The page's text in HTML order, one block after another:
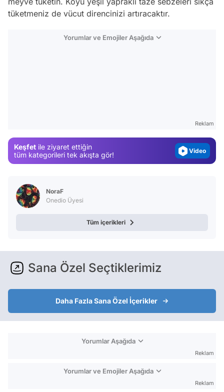
tüketmeniz de vücut direncinizi artıracaktır.
Yorumlar ve Emojiler Aşağıda
Reklam
Keşfet ile ziyaret ettiğin
tüm kategorileri tek akışta gör!
Video
NoraF
Onedio Üyesi
Tüm içerikleri
Sana Özel Seçtiklerimiz
Daha Fazla Sana Özel İçerikler
Yorumlar Aşağıda
Reklam
Yorumlar ve Emojiler Aşağıda
Reklam